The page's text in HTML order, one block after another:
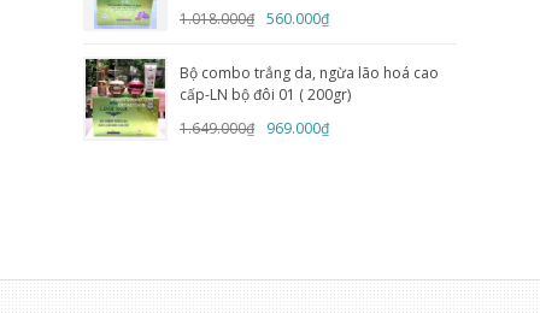
1.018.000₫ 560.000₫
Bộ combo trắng da, ngừa lão hoá cao
cấp-LN bộ đôi 01 ( 200gr)
1.649.000₫
969.000₫